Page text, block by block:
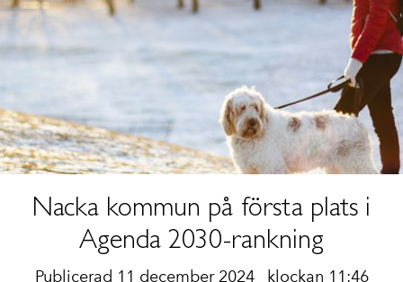
Nacka kommun på första plats i
Agenda 2030-rankning
Publicerad 11 december 2024 klockan 11:46